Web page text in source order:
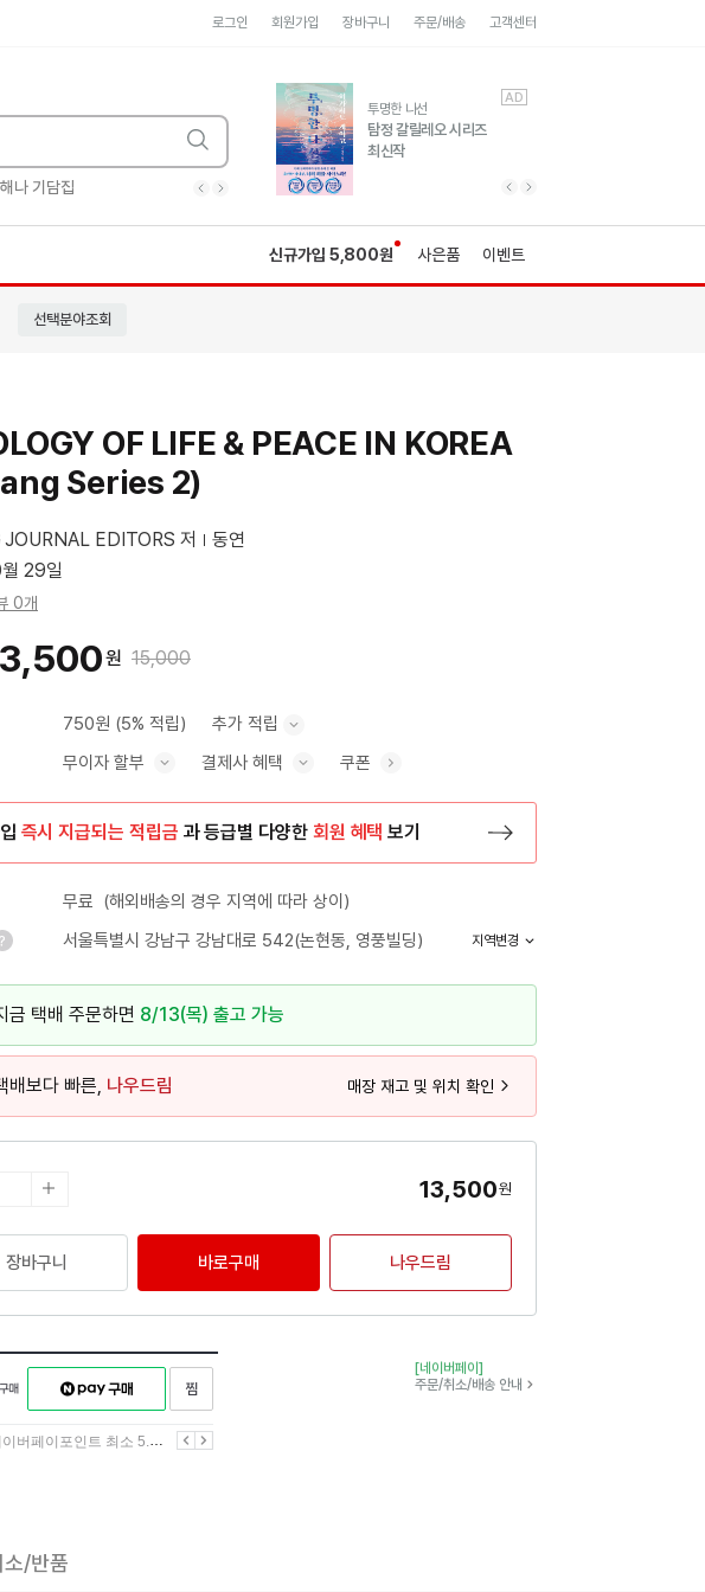
로그인 회원가입 장바구니 주문/배송 고객센터
나 기담집 히가시노게이고 추모 수족관 독하게 돈 공부
유럽 도시 기행3
풍성한 서사와 인문학적
통찰!
AD
투명한 나선
탐정 갈릴레오 시리즈
최신작
AD
신규가입 5,800원 사은품 이벤트
선택분야조회
OF LIFE & PEACE IN KOREA
Series 2)
EDITORS 저
동연
29일
0개
원 15,000
750원 (5% 적립) 추가 적립
무이자 할부 결제사 혜택 쿠폰
즉시 지급되는 적립금 과 등급별 다양한 회원 혜택 보기
무료 (해외배송의 경우 지역에 따라 상이)
서울특별시 강남구 강남대로 542(논현동, 영풍빌딩) 지역변경
금 택배 주문하면 8/13(목) 출고 가능
배보다 빠른, 나우드림 매장 재고 및 위치 확인
13,500원
장바구니 바로구매 나우드림
구매하기
이전
버페이포인트 최소 5.5% 적립 다음
[네이버페이]
주문/취소/배송 안내
소/반품